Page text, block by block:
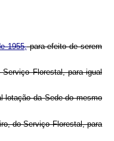
1955,para efeito de serem
Florestal, para igual
lotação da Sede do mesmo
do Serviço Florestal, para